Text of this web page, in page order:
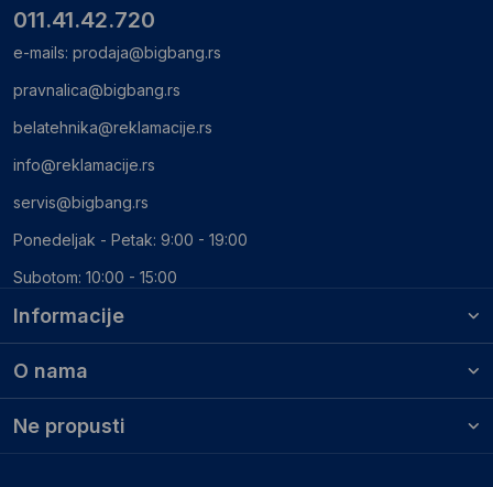
Informacije
O nama
Ne propusti
011.41.42.720
e-mails: prodaja@bigbang.rs
pravnalica@bigbang.rs
belatehnika@reklamacije.rs
info@reklamacije.rs
servis@bigbang.rs
Ponedeljak - Petak: 9:00 - 19:00
Subotom: 10:00 - 15:00